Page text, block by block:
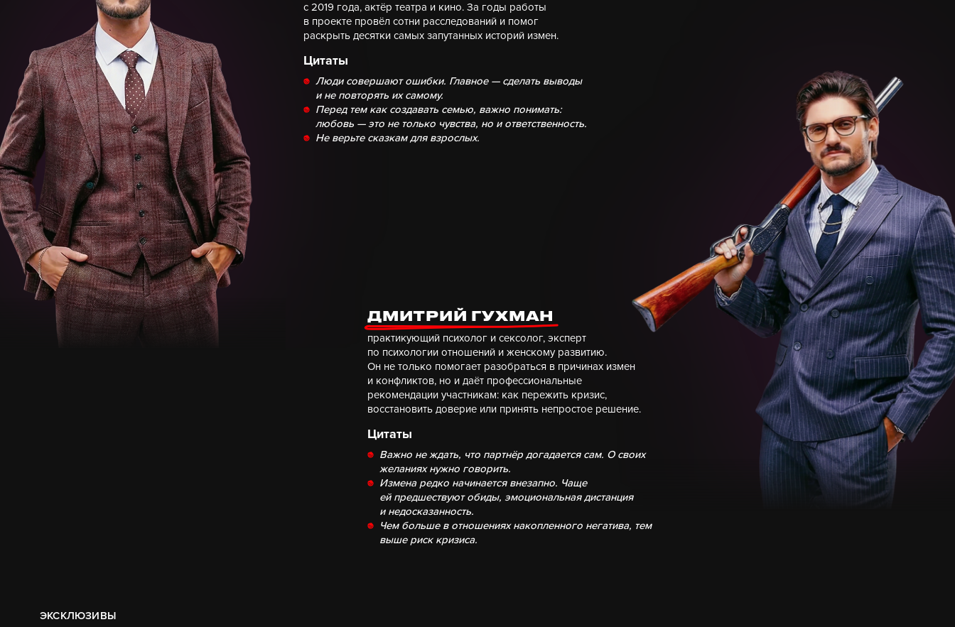
с 2019 года, актёр театра и кино. За годы работы
в проекте провёл сотни расследований и помог
раскрыть десятки самых запутанных историй измен.
Цитаты
Люди совершают ошибки. Главное — сделать выводы
и не повторять их самому.
Перед тем как создавать семью, важно понимать:
любовь — это не только чувства, но и ответственность.
Не верьте сказкам для взрослых.
ДМИТРИЙ ГУХМАН
практикующий психолог и сексолог, эксперт
по психологии отношений и женскому развитию.
Он не только помогает разобраться в причинах измен
и конфликтов, но и даёт профессиональные
рекомендации участникам: как пережить кризис,
восстановить доверие или принять непростое решение.
Цитаты
Важно не ждать, что партнёр догадается сам. О своих
желаниях нужно говорить.
Измена редко начинается внезапно. Чаще
ей предшествуют обиды, эмоциональная дистанция
и недосказанность.
Чем больше в отношениях накопленного негатива, тем
выше риск кризиса.
ЭКСКЛЮЗИВЫ